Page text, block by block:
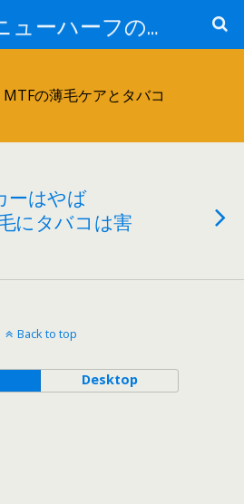
ＭＴＦ・ニューハーフの女子力アップと変身後の処世術！！
MTFの薄毛ケアとタバコ
ーはやば
にタバコは害
Back to top
Desktop